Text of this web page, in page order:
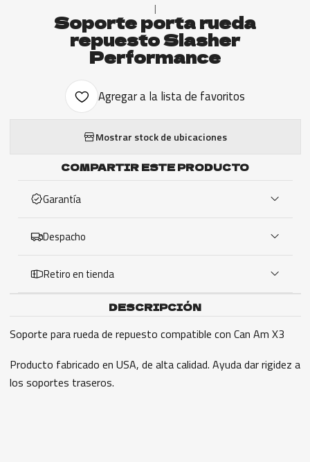
|
Soporte porta rueda
repuesto Slasher
Performance
Agregar a la lista de favoritos
Mostrar stock de ubicaciones
COMPARTIR ESTE PRODUCTO
Garantía
Despacho
Retiro en tienda
DESCRIPCIÓN
Soporte para rueda de repuesto compatible con Can Am X3
Producto fabricado en USA, de alta calidad. Ayuda dar rigidez a
los soportes traseros.